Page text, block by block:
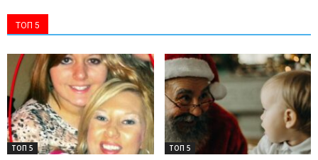
ТОП 5
ТОП 5 ТОП 5